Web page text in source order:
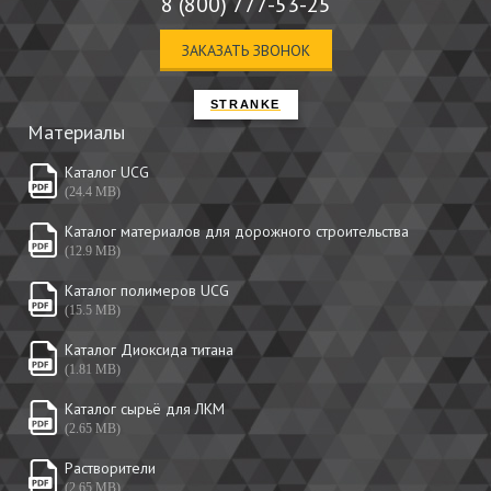
ЗАКАЗАТЬ ЗВОНОК
STRANKE
Материалы
Каталог UCG
(24.4 MB)
Каталог материалов для дорожного строительства
(12.9 MB)
Каталог полимеров UCG
(15.5 MB)
Каталог Диоксида титана
(1.81 MB)
Каталог сырьё для ЛКМ
(2.65 MB)
Растворители
(2.65 MB)